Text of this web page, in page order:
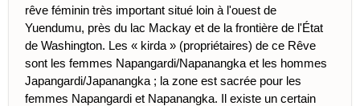
rêve féminin très important situé loin à l'ouest de
Yuendumu, près du lac Mackay et de la frontière de l'État
de Washington. Les « kirda » (propriétaires) de ce Rêve
sont les femmes Napangardi/Napanangka et les hommes
Japangardi/Japanangka ; la zone est sacrée pour les
femmes Napangardi et Napanangka. Il existe un certain